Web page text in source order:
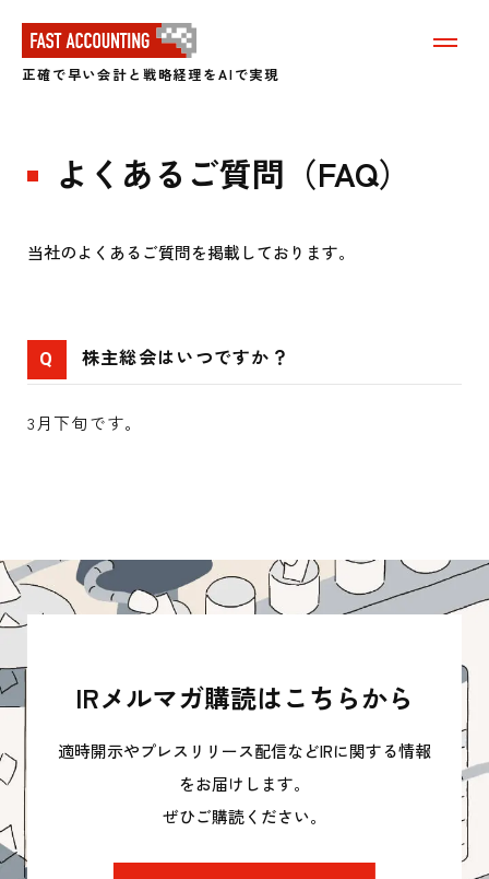
正確で早い会計と戦略経理をAIで実現
メ
よくあるご質問（FAQ）
当社のよくあるご質問を掲載しております。
Q 株主総会はいつですか？
3月下旬です。
IRメルマガ購読はこちらから
適時開示やプレスリリース配信などIRに関する情報
をお届けします。
ぜひご購読ください。